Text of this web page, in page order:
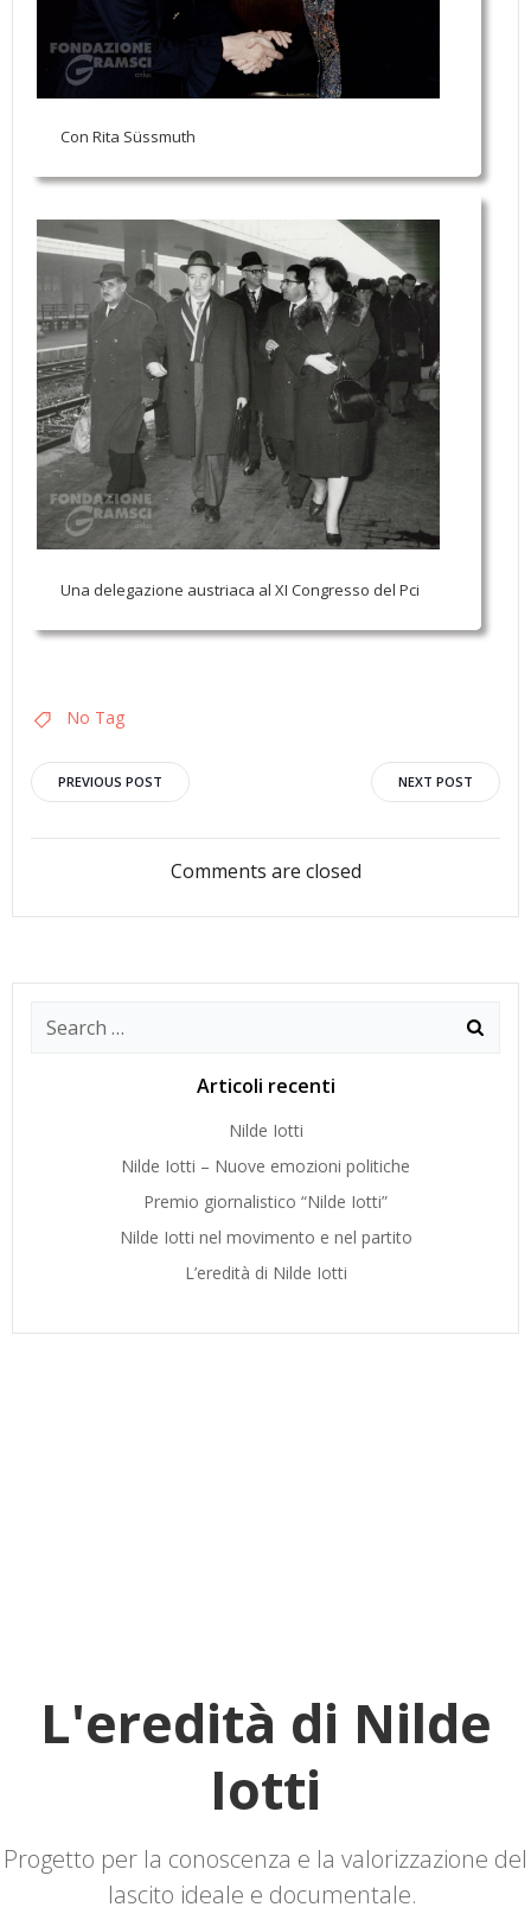
Con Rita Süssmuth
Una delegazione austriaca al XI Congresso del Pci
No Tag
Navigazione
articoli
PREVIOUS POST
articoli
NEXT POST
Comments are closed
Search
Articoli recenti
Nilde Iotti
Nilde Iotti – Nuove emozioni politiche
Premio giornalistico “Nilde Iotti”
Nilde Iotti nel movimento e nel partito
L’eredità di Nilde Iotti
L'eredità di Nilde
Iotti
Progetto per la conoscenza e la valorizzazione del
lascito ideale e documentale.